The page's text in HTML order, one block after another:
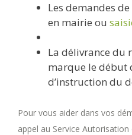
Les demandes
en mairie ou
La délivrance du
marque le début
d’instruction du
Pour vous aider dans vos
appel au Service